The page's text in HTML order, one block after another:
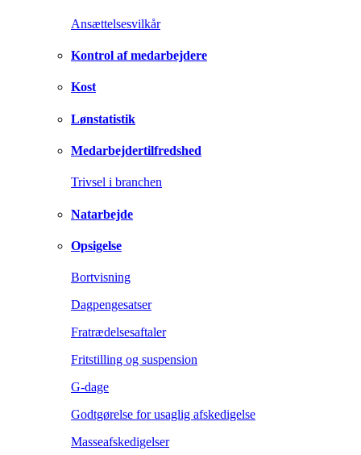
Ansættelsesvilkår
Kontrol af medarbejdere
Kost
Lønstatistik
Medarbejdertilfredshed
Trivsel i branchen
Natarbejde
Opsigelse
Bortvisning
Dagpengesatser
Fratrædelsesaftaler
Fritstilling og suspension
G-dage
Godtgørelse for usaglig afskedigelse
Masseafskedigelser